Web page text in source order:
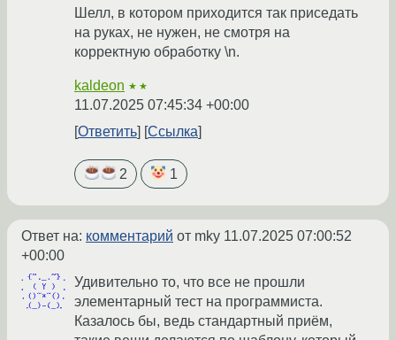
Шелл, в котором приходится так приседать
на руках, не нужен, не смотря на
корректную обработку \n.
kaldeon ★★
11.07.2025 07:45:34 +00:00
Ответить
Ссылка
2 1
Ответ на: комментарий от mky 11.07.2025 07:00:52
+00:00
Удивительно то, что все не прошли
элементарный тест на программиста.
Казалось бы, ведь стандартный приём,